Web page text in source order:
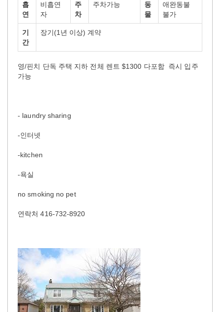
흡
연
비흡연
자
주
차
주차가능
동
물
애완동불
불가
기
간
장기(1년 이상) 계약
영/핀치 단독 주택 지하 전체 렌트 $1300 다포함 즉시 입주
가능
- laundry sharing
-인터넷
-kitchen
-욕실
no smoking no pet
연락처 416-732-8920